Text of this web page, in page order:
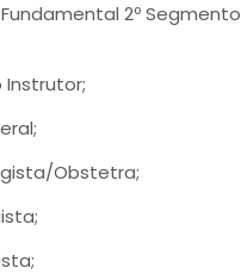
2º Segmento
Instrutor;
Obstetra;